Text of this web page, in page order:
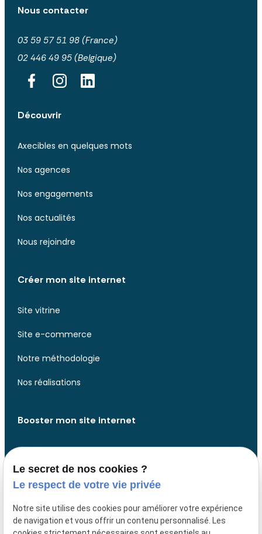
Nous contacter
03 59 57 51 98 (France)
02 446 49 95 (Belgique)
Découvrir
Axecibles en quelques mots
Nos agences
Nos engagements
Nos actualités
Nous rejoindre
Créer mon site internet
Site vitrine
Site e-commerce
Notre méthodologie
Nos réalisations
Booster mon site internet
Analyse de votre site web
Analyse de votre présence web
Design website
Le secret de nos cookies ?
Le respect de votre vie privée
Notre site utilise des cookies pour améliorer votre expérience
de navigation et vous offrir un contenu personnalisé. Les